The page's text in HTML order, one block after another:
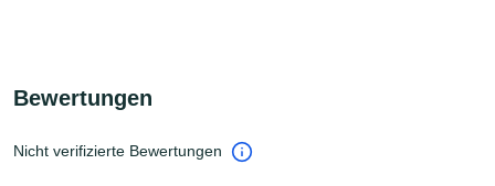
Bewertungen
Nicht verifizierte Bewertungen